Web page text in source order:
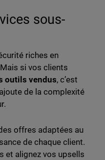
sous-
riches en
si vos clients
outils vendus, c’est
de la complexité
offres adaptées au
de chaque client.
et alignez vos upsells